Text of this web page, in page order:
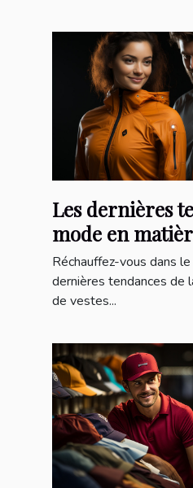
Les dernières
mode en
chauffantes
Réchauffez-vous dans
dernières tendances de
de vestes...